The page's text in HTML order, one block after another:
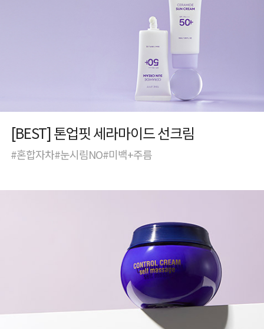
[BEST] 톤업핏 세라마이드 선크림
#혼합자차#눈시림NO#미백+주름